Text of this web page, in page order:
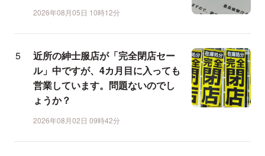
2026年08月05日 10時12分
近所の紳士服店が「完全閉店セー
ル」中ですが、4カ月目に入っても
営業しています。問題ないのでし
ょうか？
2026年08月02日 09時42分